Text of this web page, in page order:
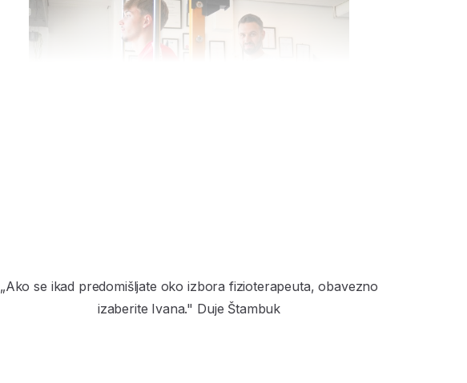
„Ako se ikad predomišljate oko izbora fizioterapeuta, obavezno
izaberite Ivana." Duje Štambuk